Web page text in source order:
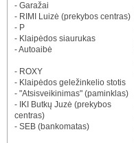
- Garažai
- RIMI Luizė (prekybos centras)
- P
- Klaipėdos siaurukas
- Autoaibė
- ROXY
- Klaipėdos geležinkelio stotis
- "Atsisveikinimas" (paminklas)
- IKI Butkų Juzė (prekybos
centras)
- SEB (bankomatas)